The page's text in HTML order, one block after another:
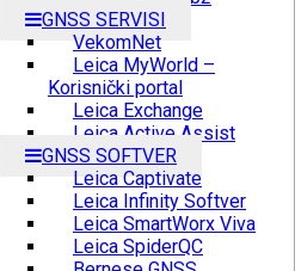
GNSS SERVISI
VekomNet
Leica MyWorld –
Korisnički portal
Leica Exchange
Leica Active Assist
GNSS SOFTVER
Leica Captivate
Leica Infinity Softver
Leica SmartWorx Viva
Leica SpiderQC